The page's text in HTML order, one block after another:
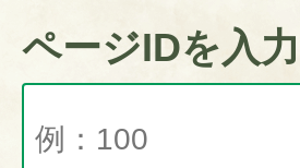
ページIDを入力